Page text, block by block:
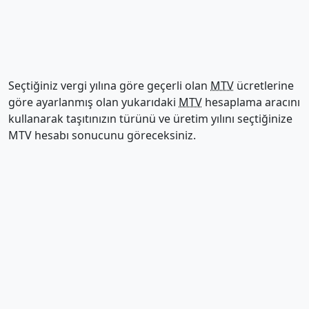
Seçtiğiniz vergi yılına göre geçerli olan MTV ücretlerine
göre ayarlanmış olan yukarıdaki MTV hesaplama aracını
kullanarak taşıtınızın türünü ve üretim yılını seçtiğinize
MTV hesabı sonucunu göreceksiniz.